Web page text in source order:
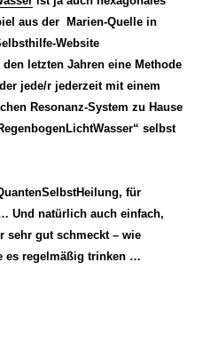
aus der Marien-Quelle in
Website
den letzten Jahren eine Methode
jede/r jederzeit mit einem
Resonanz-System zu Hause
selbst
für
Und natürlich auch einfach,
sehr gut schmeckt – wie
es regelmäßig trinken …